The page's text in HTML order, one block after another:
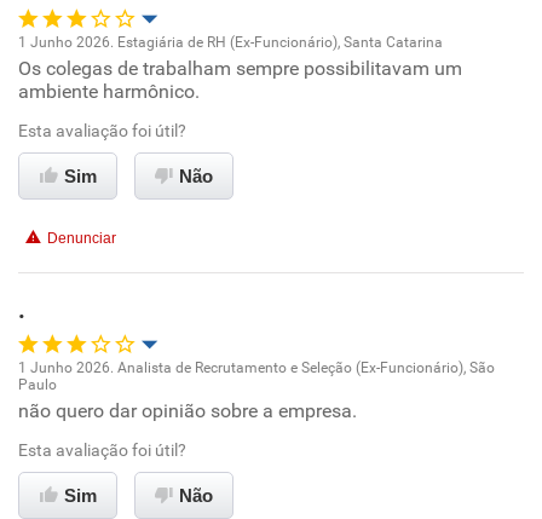
Oportunidade de promoção
Ambiente de trabalho
Conciliação com a vida familiar
Recomenda a diretoria
1 Junho 2026. Estagiária de RH (Ex-Funcionário), Santa Catarina
Os colegas de trabalham sempre possibilitavam um
ambiente harmônico.
Esta avaliação foi útil?
Sim Não
Denunciar
.
Oportunidade de promoção
Ambiente de trabalho
1 Junho 2026. Analista de Recrutamento e Seleção (Ex-Funcionário), São
Paulo
não quero dar opinião sobre a empresa.
Esta avaliação foi útil?
Sim Não